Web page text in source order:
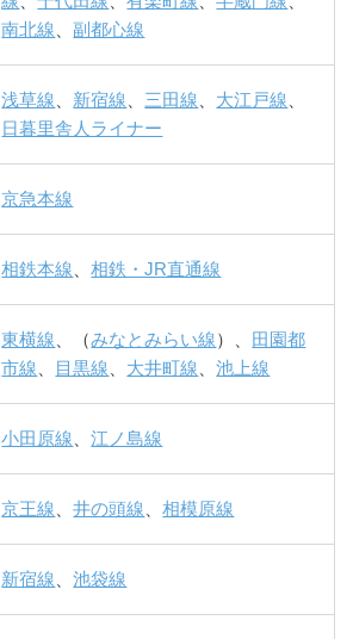
南北線 、副都心線
浅草線 新宿線 三田線 大江戸線
日暮里舎人ライナー
京急本線
相鉄本線 、相鉄・JR直通線
東横線 、（みなとみらい線）、 田園都
市線
目黒線 大井町線 、池上線
小田原線 、江ノ島線
京王線 、井の頭線 、相模原線
新宿線 、池袋線